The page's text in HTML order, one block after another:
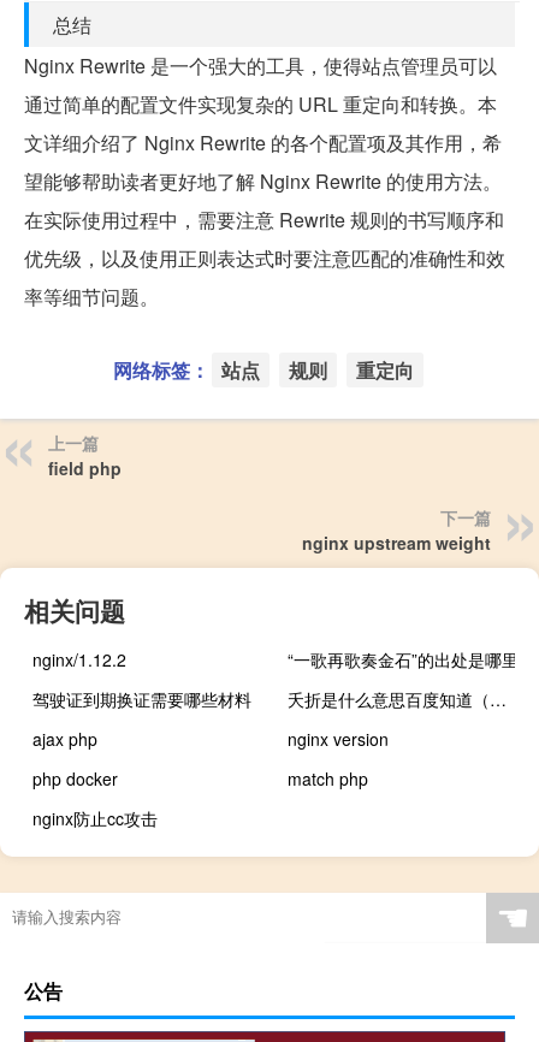
总结
Nginx Rewrite 是一个强大的工具，使得站点管理员可以
通过简单的配置文件实现复杂的 URL 重定向和转换。本
文详细介绍了 Nginx Rewrite 的各个配置项及其作用，希
望能够帮助读者更好地了解 Nginx Rewrite 的使用方法。
在实际使用过程中，需要注意 Rewrite 规则的书写顺序和
优先级，以及使用正则表达式时要注意匹配的准确性和效
率等细节问题。
网络标签： 站点 规则 重定向
上一篇
field php
下一篇
nginx upstream weight
相关问题
nginx/1.12.2
“一歌再歌奏金石”的出处是哪里
驾驶证到期换证需要哪些材料
夭折是什么意思百度知道（夭折是什么意思）
ajax php
nginx version
php docker
match php
nginx防止cc攻击
☚
公告